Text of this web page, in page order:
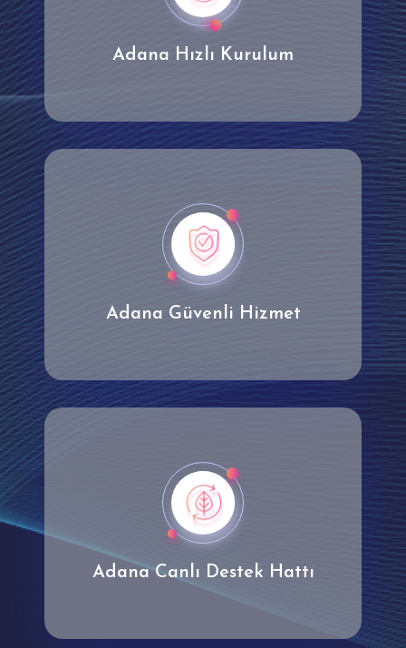
Adana Hızlı Kurulum
Adana Güvenli Hizmet
Adana Canlı Destek Hattı